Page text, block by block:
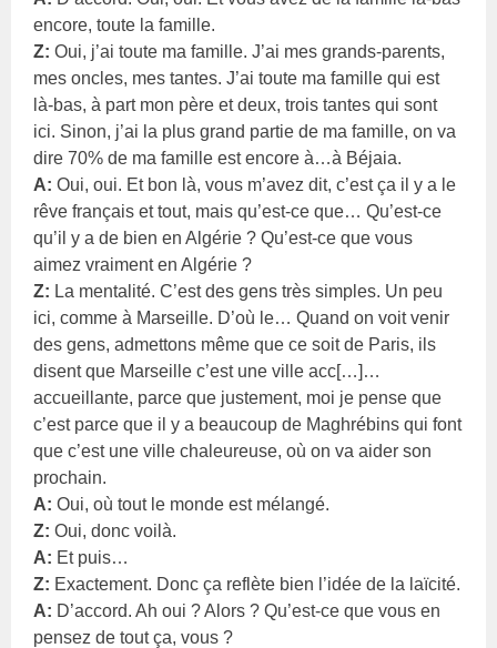
encore, toute la famille.
Z: Oui, j’ai toute ma famille. J’ai mes grands-parents,
mes oncles, mes tantes. J’ai toute ma famille qui est
là-bas, à part mon père et deux, trois tantes qui sont
ici. Sinon, j’ai la plus grand partie de ma famille, on va
dire 70% de ma famille est encore à…à Béjaia.
A: Oui, oui. Et bon là, vous m’avez dit, c’est ça il y a le
rêve français et tout, mais qu’est-ce que… Qu’est-ce
qu’il y a de bien en Algérie ? Qu’est-ce que vous
aimez vraiment en Algérie ?
Z: La mentalité. C’est des gens très simples. Un peu
ici, comme à Marseille. D’où le… Quand on voit venir
des gens, admettons même que ce soit de Paris, ils
disent que Marseille c’est une ville acc[…]…
accueillante, parce que justement, moi je pense que
c’est parce que il y a beaucoup de Maghrébins qui font
que c’est une ville chaleureuse, où on va aider son
prochain.
A: Oui, où tout le monde est mélangé.
Z: Oui, donc voilà.
A: Et puis…
Z: Exactement. Donc ça reflète bien l’idée de la laïcité.
A: D’accord. Ah oui ? Alors ? Qu’est-ce que vous en
pensez de tout ça, vous ?